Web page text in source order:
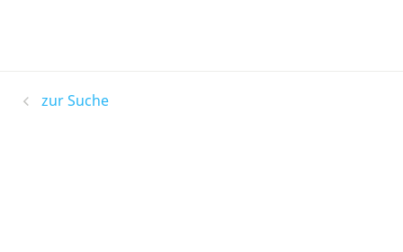
zur Suche